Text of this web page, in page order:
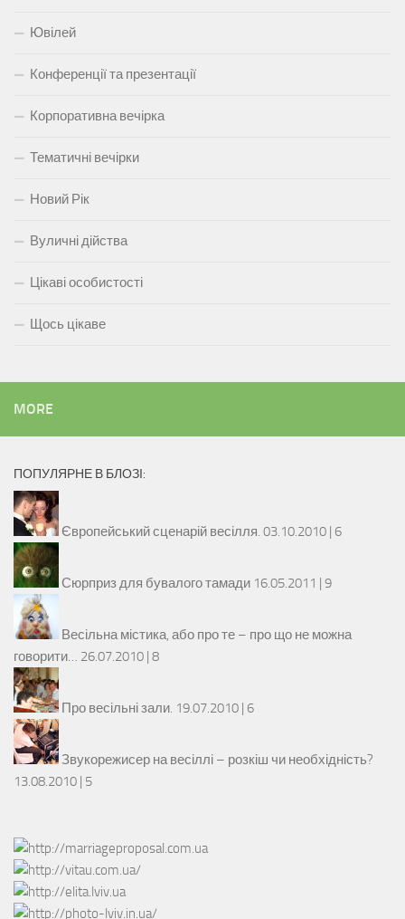
Ювілей
Конференції та презентації
Корпоративна вечірка
Тематичні вечірки
Новий Рік
Вуличні дійства
Цікаві особистості
Щось цікаве
MORE
ПОПУЛЯРНЕ В БЛОЗІ:
Європейський сценарій весілля. 03.10.2010 | 6
Сюрприз для бувалого тамади 16.05.2011 | 9
Весільна містика, або про те – про що не можна
говорити… 26.07.2010 | 8
Про весільні зали. 19.07.2010 | 6
Звукорежисер на весіллі – розкіш чи необхідність?
13.08.2010 | 5